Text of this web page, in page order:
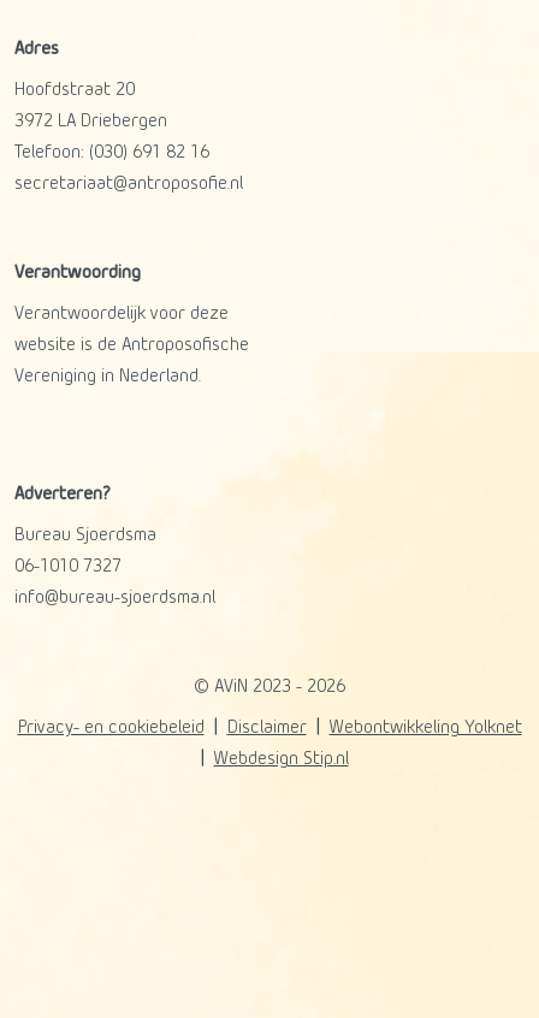
Adres
Hoofdstraat 20
3972 LA
Driebergen
Telefoon: (030) 691 82 16
secretariaat@antroposofie.nl
Verantwoording
Verantwoordelijk voor deze
website is de Antroposofische
Vereniging in Nederland.
Adverteren?
Bureau Sjoerdsma
06-1010 7327
info@bureau-sjoerdsma.nl
© AViN 2023 - 2026
Privacy- en cookiebeleid Disclaimer
Webontwikkeling Yolknet
Webdesign Stip.nl